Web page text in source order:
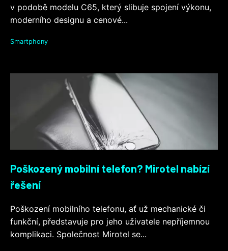
v podobě modelu C65, který slibuje spojení výkonu,
moderního designu a cenové...
Smartphony
Poškozený mobilní telefon? Mirotel nabízí
řešení
Poškození mobilního telefonu, ať už mechanické či
funkční, představuje pro jeho uživatele nepříjemnou
komplikaci. Společnost Mirotel se...